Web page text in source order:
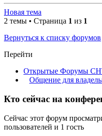
Новая тема
2 темы • Страница 1 из 1
Вернуться к списку форумов
Перейти
Открытые Форумы
Общение для
Кто сейчас на
Сейчас этот форум
пользователей и 1 гость